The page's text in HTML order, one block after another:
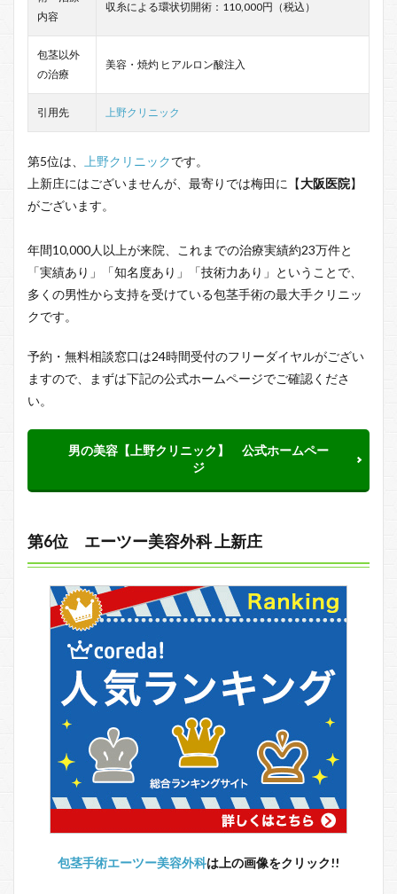
内容
収糸による環状切開術：110,000円（税込）
包茎以外
の治療
美容・焼灼 ヒアルロン酸注入
引用先 上野クリニック
第5位は、 上野クリニックです。
上新庄にはございませんが、最寄りでは梅田に【大阪医院】
がございます。
年間10,000人以上が来院、これまでの治療実績約23万件と
「実績あり」「知名度あり」「技術力あり」ということで、
多くの男性から支持を受けている包茎手術の最大手クリニッ
クです。
予約・無料相談窓口は24時間受付のフリーダイヤルがござい
ますので、まずは下記の公式ホームページでご確認くださ
い。
男の美容【上野クリニック】 公式ホームペー
ジ
第6位 エーツー美容外科 上新庄
包茎手術エーツー美容外科は上の画像をクリック!!